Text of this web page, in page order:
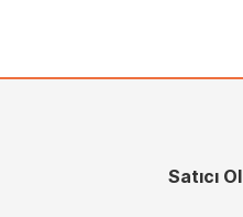
Satıcı Ol